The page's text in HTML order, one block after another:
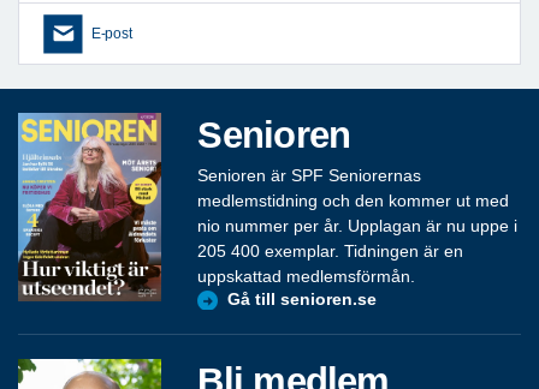
E-post
Senioren
Senioren är SPF Seniorernas
medlemstidning och den kommer ut med
nio nummer per år. Upplagan är nu uppe i
205 400 exemplar. Tidningen är en
uppskattad medlemsförmån.
Gå till senioren.se
Bli medlem